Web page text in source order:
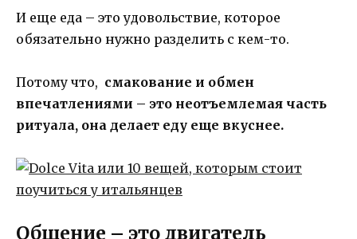
И еще еда – это удовольствие, которое
обязательно нужно разделить с кем-то.
Потому что, смакование и обмен
впечатлениями – это неотъемлемая часть
ритуала, она делает еду еще вкуснее.
Общение – это двигатель